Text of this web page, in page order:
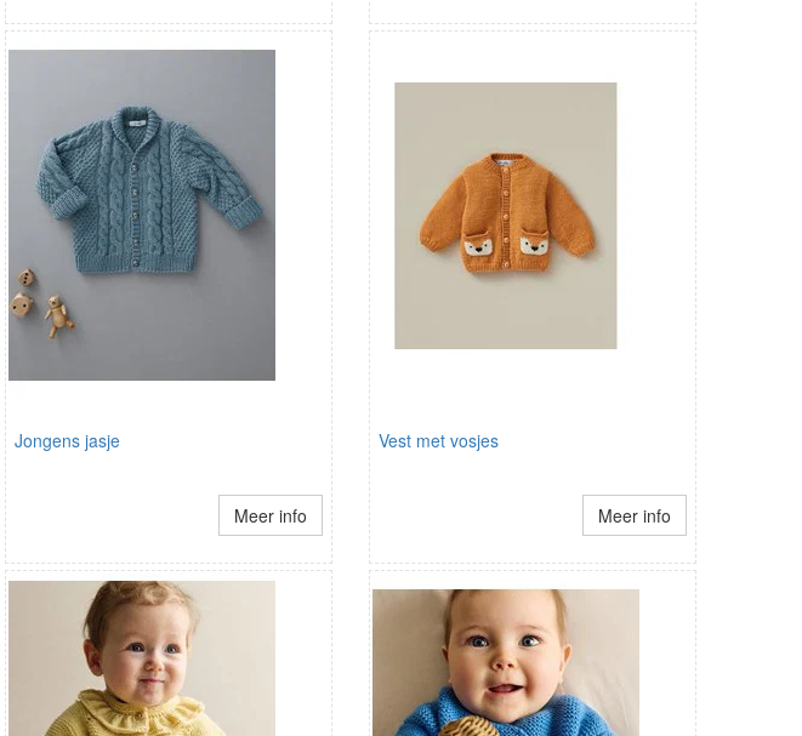
Jongens jasje
Meer info
Vest met vosjes
Meer info